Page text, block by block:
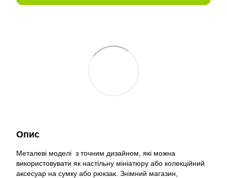
Опис
Металеві моделі з точним дизайном, які можна
використовувати як настільну мініатюру або колекційний
аксесуар на сумку або рюкзак. Знімний магазин,